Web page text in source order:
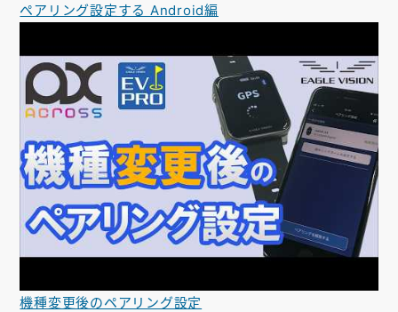
ペアリング設定する Android編
機種変更後のペアリング設定